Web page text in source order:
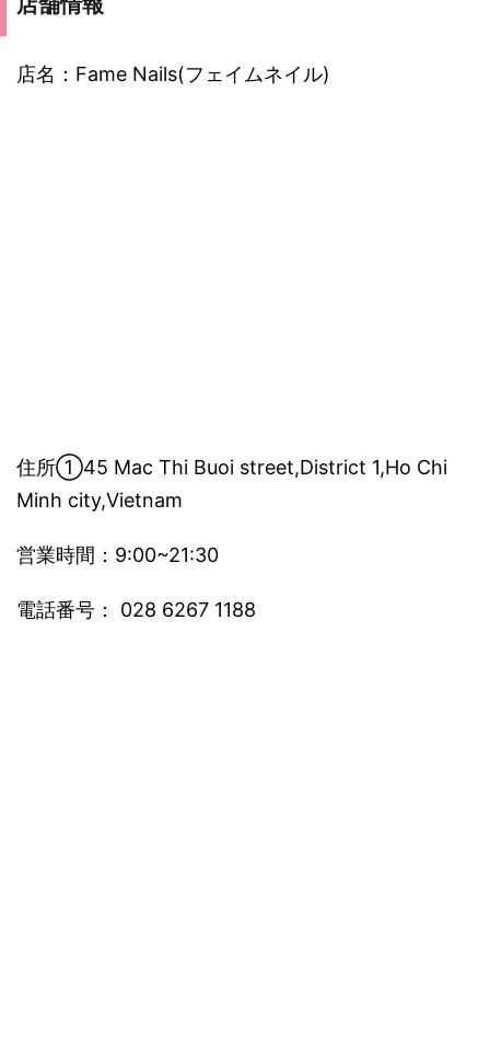
店名：Fame Nails(フェイムネイル)
住所①45 Mac Thi Buoi street,District 1,Ho Chi
Minh city,Vietnam
営業時間：9:00~21:30
電話番号： 028 6267 1188